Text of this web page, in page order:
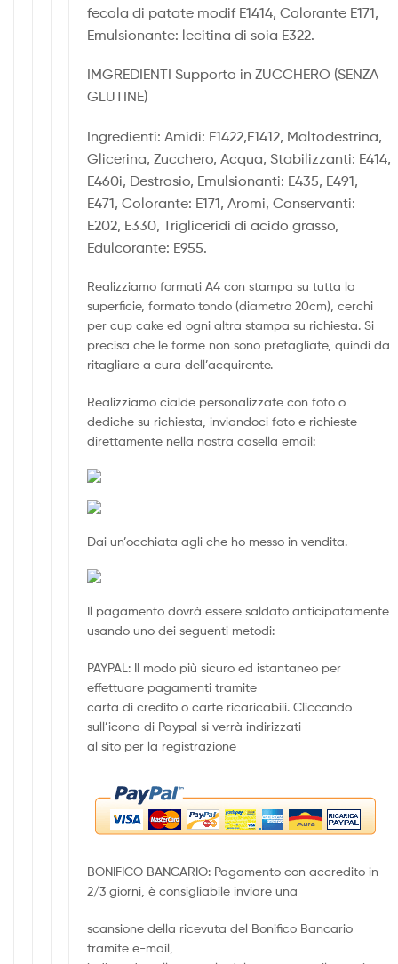
fecola di patate modif E1414, Colorante E171,
Emulsionante: lecitina di soia E322.
IMGREDIENTI Supporto in ZUCCHERO (SENZA
GLUTINE)
Ingredienti: Amidi: E1422,E1412, Maltodestrina,
Glicerina, Zucchero, Acqua, Stabilizzanti: E414,
E460i, Destrosio, Emulsionanti: E435, E491,
E471, Colorante: E171, Aromi, Conservanti:
E202, E330, Trigliceridi di acido grasso,
Edulcorante: E955.
Realizziamo formati A4 con stampa su tutta la
superficie, formato tondo (diametro 20cm), cerchi
per cup cake ed ogni altra stampa su richiesta. Si
precisa che le forme non sono pretagliate, quindi da
ritagliare a cura dell’acquirente.
Realizziamo cialde personalizzate con foto o
dediche su richiesta, inviandoci foto e richieste
direttamente nella nostra casella email:
Dai un’occhiata agli che ho messo in vendita.
Il pagamento dovrà essere saldato anticipatamente
usando uno dei seguenti metodi:
PAYPAL: Il modo più sicuro ed istantaneo per
effettuare pagamenti tramite
carta di credito o carte ricaricabili. Cliccando
sull’icona di Paypal si verrà indirizzati
al sito per la registrazione
BONIFICO BANCARIO: Pagamento con accredito in
2/3 giorni, è consigliabile inviare una
scansione della ricevuta del Bonifico Bancario
tramite e-mail,